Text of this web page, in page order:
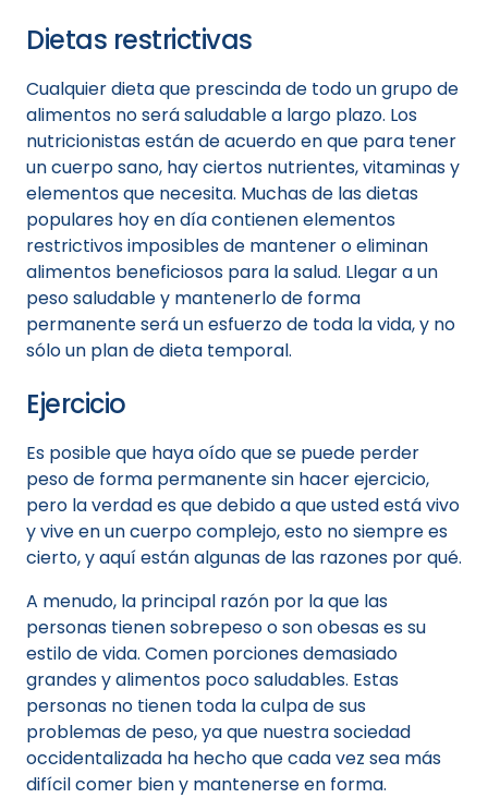
Dietas restrictivas
Cualquier dieta que prescinda de todo un grupo de
alimentos no será saludable a largo plazo. Los
nutricionistas están de acuerdo en que para tener
un cuerpo sano, hay ciertos nutrientes, vitaminas y
elementos que necesita. Muchas de las dietas
populares hoy en día contienen elementos
restrictivos imposibles de mantener o eliminan
alimentos beneficiosos para la salud. Llegar a un
peso saludable y mantenerlo de forma
permanente será un esfuerzo de toda la vida, y no
sólo un plan de dieta temporal.
Ejercicio
Es posible que haya oído que se puede perder
peso de forma permanente sin hacer ejercicio,
pero la verdad es que debido a que usted está vivo
y vive en un cuerpo complejo, esto no siempre es
cierto, y aquí están algunas de las razones por qué.
A menudo, la principal razón por la que las
personas tienen sobrepeso o son obesas es su
estilo de vida. Comen porciones demasiado
grandes y alimentos poco saludables. Estas
personas no tienen toda la culpa de sus
problemas de peso, ya que nuestra sociedad
occidentalizada ha hecho que cada vez sea más
difícil comer bien y mantenerse en forma.